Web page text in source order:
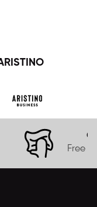
Free